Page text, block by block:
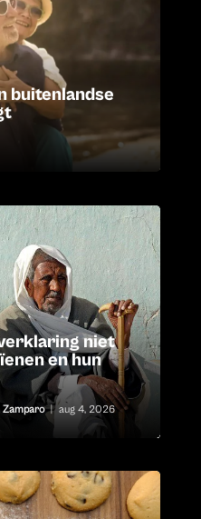
buitenlandse
niet
en hun
Zamparo | aug 4, 2026